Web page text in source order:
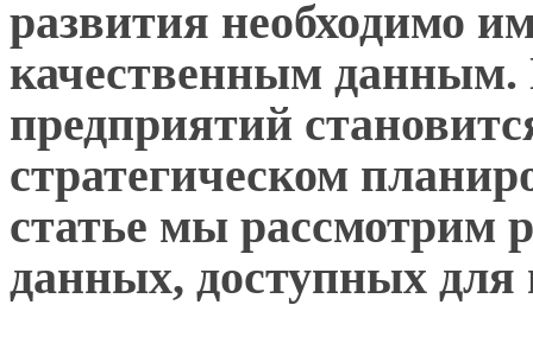
развития необходимо
качественным данным.
предприятий
стратегическом
статье мы рассмотрим
данных, доступных